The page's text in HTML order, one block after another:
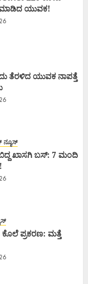
ಯುವಕ!
ತೆರಳಿದ ಯುವಕ ನಾಪತ್ತೆ
ನ್ಯೂಸ್
ಖಾಸಗಿ ಬಸ್: 7 ಮಂದಿ
ಪ್ರಕರಣ: ಮತ್ತೆ